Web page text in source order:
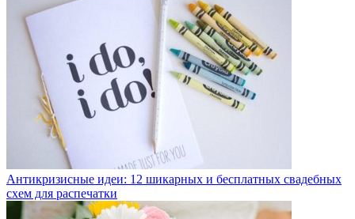
Антикризисные идеи: 12 шикарных и бесплатных свадебных
схем для распечатки